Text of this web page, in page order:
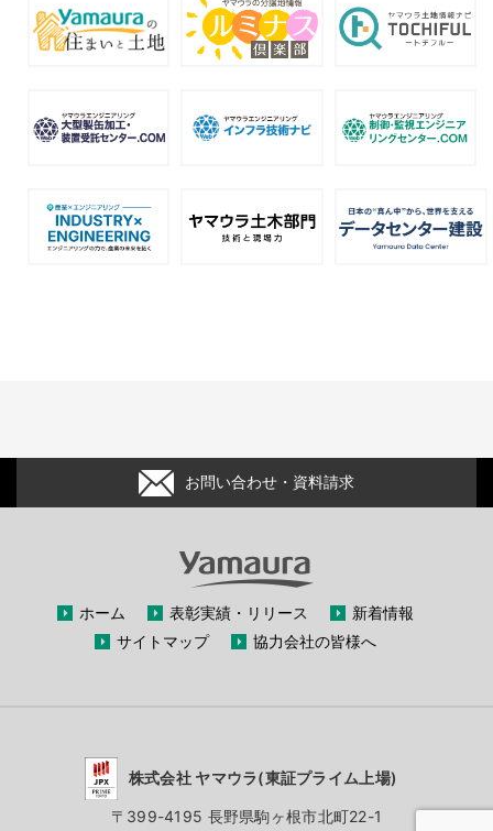
お問い合わせ・資料請求
ホーム 表彰実績・リリース
新着情報
サイトマップ
協力会社の皆様へ
株式会社 ヤマウラ(東証プライム上場)
〒399-4195 長野県駒ヶ根市北町22-1